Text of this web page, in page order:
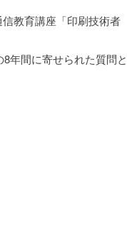
教育講座「印刷技術者
年間に寄せられた質問と